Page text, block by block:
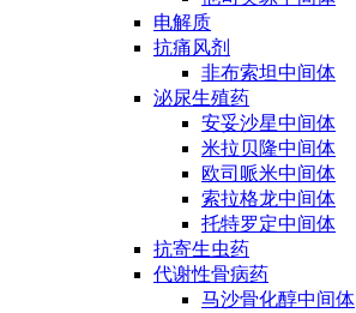
电解质
抗痛风剂
非布索坦中间体
泌尿生殖药
安妥沙星中间体
米拉贝隆中间体
欧司哌米中间体
索拉格龙中间体
托特罗定中间体
抗寄生虫药
代谢性骨病药
马沙骨化醇中间体